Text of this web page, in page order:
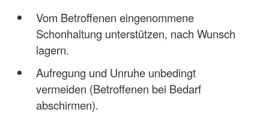
Vom Betroffenen eingenommene
Schonhaltung unterstützen, nach Wunsch
lagern.
Aufregung und Unruhe unbedingt
vermeiden (Betroffenen bei Bedarf
abschirmen).